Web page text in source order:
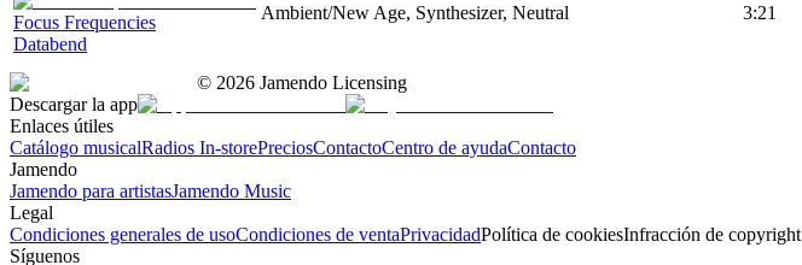
Focus Frequencies
Databend
Ambient/New Age, Synthesizer, Neutral 3:21
© 2026 Jamendo Licensing
Descargar la app
Enlaces útiles
Catálogo musicalRadios In-storePreciosContactoCentro de ayudaContacto
Jamendo
Jamendo para artistasJamendo Music
Legal
Condiciones generales de usoCondiciones de ventaPrivacidadPolítica de cookiesInfracción de copyright
Síguenos